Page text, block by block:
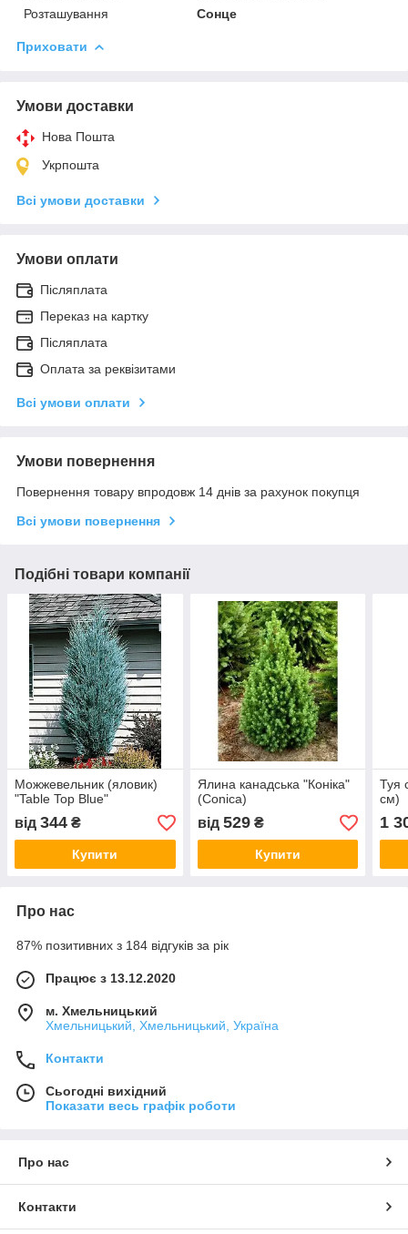
Розташування
Сонце
Приховати
Умови доставки
Нова Пошта
Укрпошта
Всі умови доставки
Умови оплати
Післяплата
Переказ на картку
Післяплата
Оплата за реквізитами
Всі умови оплати
Умови повернення
Повернення товару впродовж 14 днів за рахунок покупця
Всі умови повернення
Подібні товари компанії
Можжевельник (яловик)
"Table Top Blue"
від 344 ₴
Купити
Ялина канадська "Коніка"
(Conica)
від 529₴
Купити
Туя
см)
1
Про нас
87% позитивних з 184 відгуків за рік
Працює з 13.12.2020
м. Хмельницький
Хмельницький, Хмельницький, Україна
Контакти
Сьогодні вихідний
Показати весь графік роботи
Про нас
Контакти